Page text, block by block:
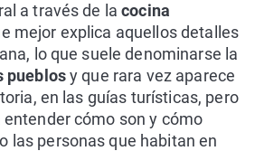
a través de lacocina
mejor explica aquellos detalles
lo que suele denominarse la
pueblosy que rara vez aparece
en las guías turísticas, pero
cómo son y cómo
las personas que habitan en